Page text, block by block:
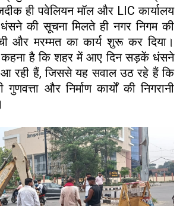
ही पवेलियन मॉल और LIC कार्यालय
की सूचना मिलते ही नगर निगम की
और मरम्मत का कार्य शुरू कर दिया।
कहना है कि शहर में आए दिन सड़कें धंसने
आ रही हैं, जिससे यह सवाल उठ रहे हैं कि
और निर्माण कार्यों की निगरानी